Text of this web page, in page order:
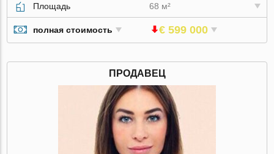
Площадь
68 м²
полная стоимость € 599 000
ПРОДАВЕЦ